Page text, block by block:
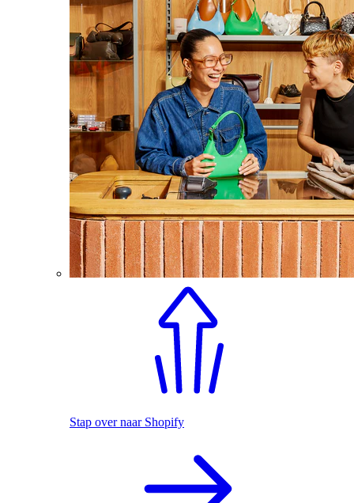
Stap over naar Shopify